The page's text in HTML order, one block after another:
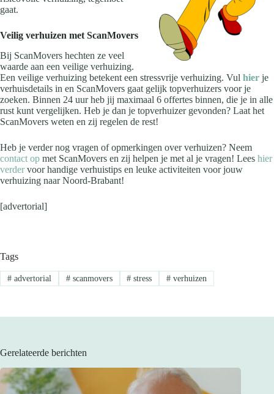
gaat.
Veilig verhuizen met ScanMovers
Bij ScanMovers hechten ze veel
waarde aan een veilige verhuizing.
Een veilige verhuizing betekent een stressvrije verhuizing. Vul hier je
verhuisdetails in en ScanMovers gaat gelijk topverhuizers voor je
zoeken. Binnen 24 uur heb jij maximaal 6 offertes binnen, die je in alle
rust kunt vergelijken. Heb je dan je topverhuizer gevonden? Laat het
ScanMovers weten en zij regelen de rest!
Heb je verder nog vragen of opmerkingen over verhuizen? Neem
contact op met ScanMovers en zij helpen je met al je vragen! Lees hier
verdervoor handige verhuistips en leuke activiteiten voor jouw
verhuizing naar Noord-Brabant!
[advertorial]
Tags
#advertorial #scanmovers # stress # verhuizen
Gerelateerde berichten